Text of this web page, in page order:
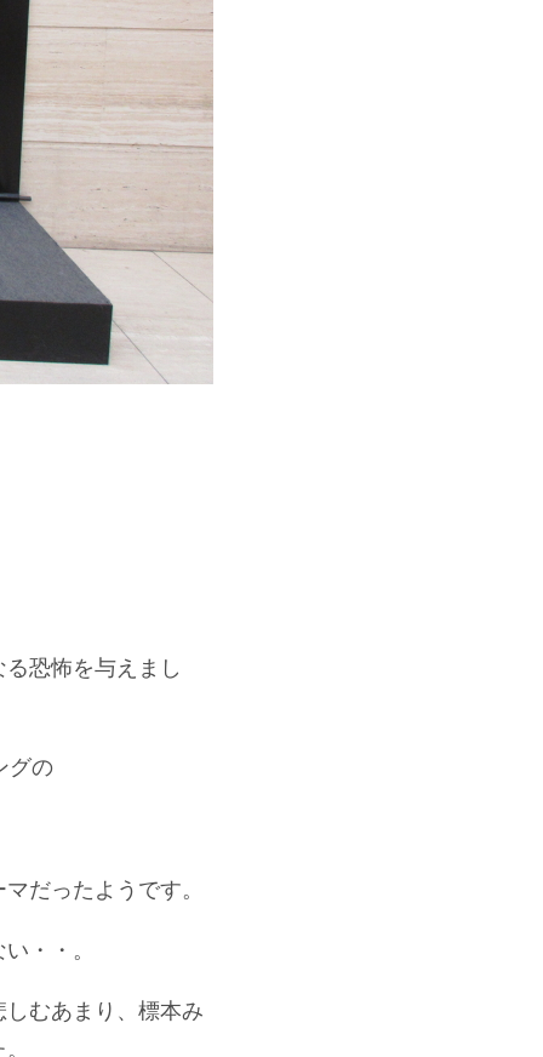
恐怖を与えまし
グの
だったようです。
・・。
むあまり、標本み